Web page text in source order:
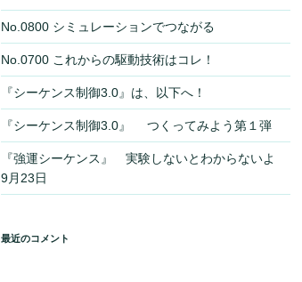
No.0800 シミュレーションでつながる
No.0700 これからの駆動技術はコレ！
『シーケンス制御3.0』は、以下へ！
『シーケンス制御3.0』 つくってみよう第１弾
『強運シーケンス』 実験しないとわからないよ
9月23日
最近のコメント